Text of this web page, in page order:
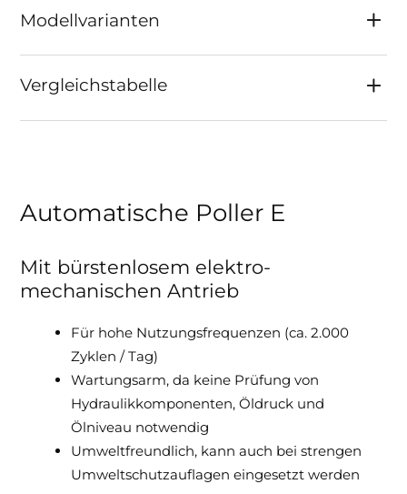
Modellvarianten
Vergleichstabelle
Automatische Poller E
Mit bürstenlosem elektro­
mechanischen Antrieb
Für hohe Nutzungsfrequenzen (ca. 2.000
Zyklen / Tag)
Wartungsarm, da keine Prüfung von
Hydraulikkomponenten, Öldruck und
Ölniveau notwendig
Umweltfreundlich, kann auch bei strengen
Umweltschutzauflagen eingesetzt werden